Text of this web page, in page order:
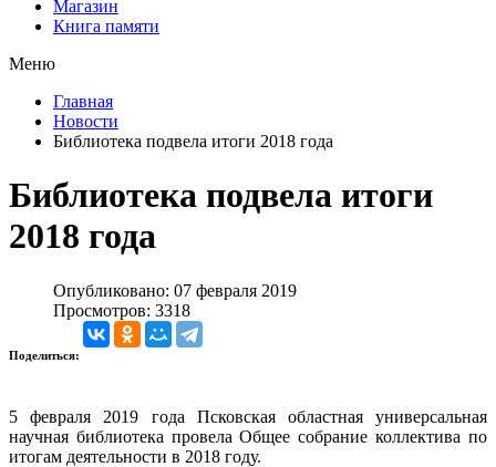
Магазин
Книга памяти
Меню
Главная
Новости
Библиотека подвела итоги 2018 года
Библиотека подвела итоги
2018 года
Опубликовано: 07 февраля 2019
Просмотров: 3318
Поделиться:
5 февраля 2019 года Псковская областная универсальная
научная библиотека провела Общее собрание коллектива по
итогам деятельности в 2018 году.